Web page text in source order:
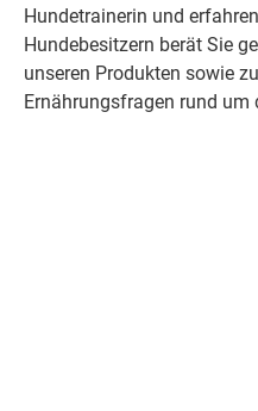
Hundetrainerin und
Hundebesitzern berät Sie
unseren Produkten sowie zu
Ernährungsfragen rund um